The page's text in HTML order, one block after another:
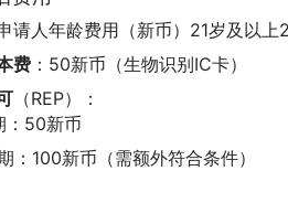
请人年龄费用（新币）21岁及以上
费 ：50新币（生物识别IC卡）
（REP）：
：50新币
：100新币（需额外符合条件）